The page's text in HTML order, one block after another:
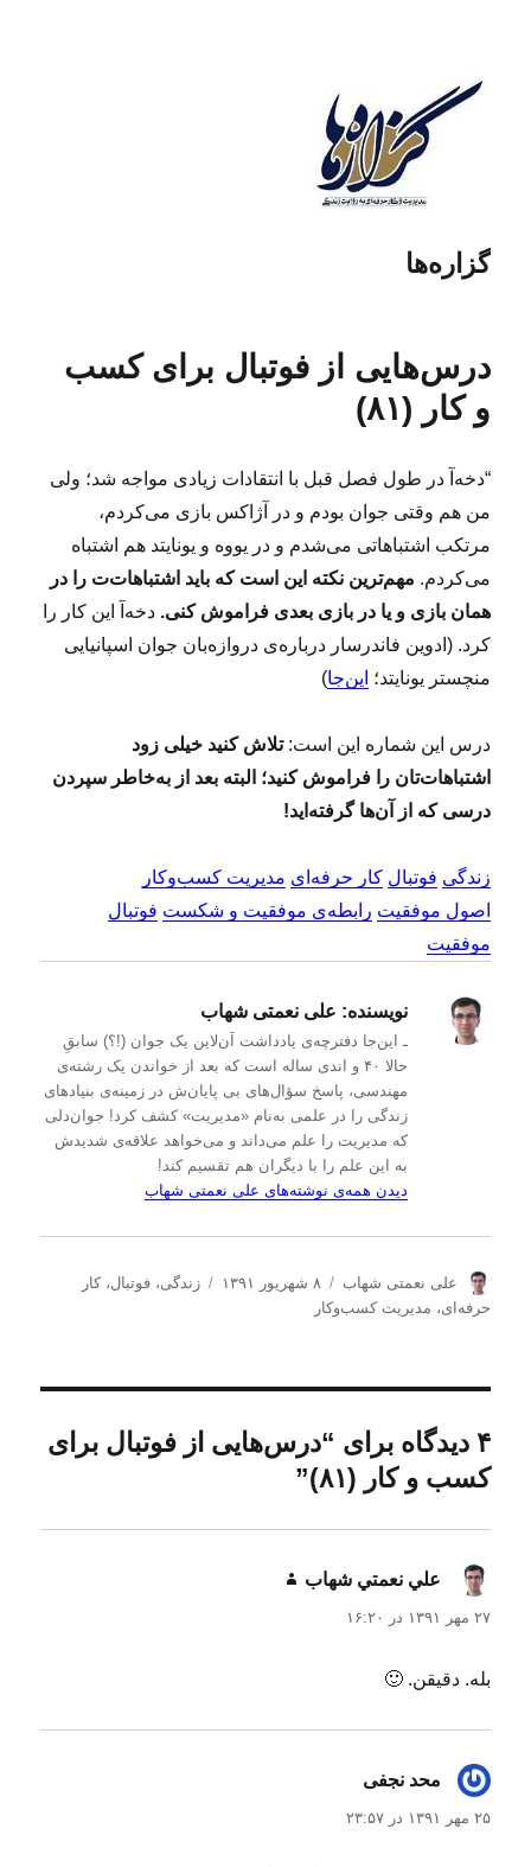
گزاره‌ها
درس‌هایی از فوتبال برای کسب
و کار (۸۱)
“دخه‌آ در طول فصل قبل با انتقادات زیادی مواجه شد؛ ولی
من هم وقتی جوان بودم و در آژاکس بازی می‌کردم،
مرتکب اشتباهاتی می‌شدم و در یووه و یونایتد هم اشتباه
می‌کردم. مهم‌ترین نکته این است که باید اشتباهات‌ت را در
همان بازی و یا در بازی بعدی فراموش کنی. دخه‌آ این کار را
کرد. (ادوین فاندرسار درباره‌ی دروازه‌بان جوان اسپانیایی
منچستر یونایتد؛ این‌جا)
درس این شماره این است:تلاش کنید خیلی زود
اشتباهات‌تان را فراموش کنید؛ البته بعد از به‌خاطر سپردن
درسی که از آن‌‌ها گرفته‌اید!
زندگی فوتبال کار حرفه‌ای مدیریت کسب‌و‌کار
اصول موفقیت رابطه‌ی موفقیت و شکست فوتبال
موفقیت
نویسنده: علی نعمتی شهاب
ـ این‌جا دفترچه‌ی یادداشت‌ آن‌لاین یک جوان (!؟) سابقِ
حالا ۴۰ و اندی ساله است که بعد از خواندن یک رشته‌ی
مهندسی، پاسخ سؤال‌های بی پایان‌ش در زمینه‌ی بنیادهای
زندگی را در علمی به‌نام «مدیریت» کشف کرد! جوان‌دلی
که مدیریت را علم می‌داند و می‌خواهد علاقه‌ی شدیدش
به این علم را با دیگران هم تقسیم کند!
دیدن همه‌ی نوشته‌های علی نعمتی شهاب
ن
و
علی نعمتی شهاب
ا
ر
ه
د
۸ شهریور ۱۳۹۱
دزندگی،فوتبال،کار
حرفه‌ای، مدیریت كسب‌و‌كار
۴ دیدگاه برای “درس‌هایی از فوتبال برای
کسب و کار (۸۱)”
علي نعمتي شهاب
۲۷ مهر ۱۳۹۱ در ۱۶:۲۰
بله. دقیقن. 🙂
محد نجفی
۲۵ مهر ۱۳۹۱ در ۲۳:۵۷